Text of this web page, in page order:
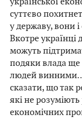
суттєво
у державу, вони
Вкотре
можуть
подяки влада
людей
сказати, що так
які не
економічних